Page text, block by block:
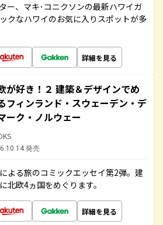
ー、マキ･コニクソンの最新ハワイガ
クなハワイのお気に入りスポットが多
詳細を見る
が好き！２ 建築＆デザインでめ
フィンランド・スウェーデン・デ
ーク・ノルウェー
発売
よる旅のコミックエッセイ第2弾。建
北欧4ヵ国をめぐります。
詳細を見る